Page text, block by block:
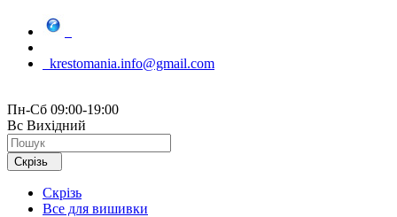
krestomania.info@gmail.com
Пн-Сб 09:00-19:00
Вс Вихідний
Скрізь
Скрізь
Все для вишивки